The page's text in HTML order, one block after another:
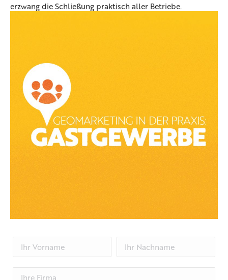
erzwang die Schließung praktisch aller Betriebe.
während der Pandemie plötzlich enorm zurück.
Restaurants stellten – wenn möglich – auf
Selbstabholung und Lieferung um. Doch das reichte nicht
aus, um die Verluste zu stoppen. Veranstaltungen auf der
ganzen Welt wurden abgesagt. Ausstellungen, Messen,
Events und Reisen fanden einfach nicht statt, wurden
verschoben oder als Online-Veranstaltung durchgeführt.